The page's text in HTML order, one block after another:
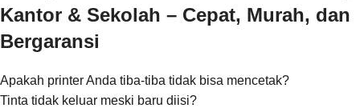
Kantor & Sekolah – Cepat, Murah, dan
Bergaransi
Apakah printer Anda tiba-tiba tidak bisa mencetak?
Tinta tidak keluar meski baru diisi?